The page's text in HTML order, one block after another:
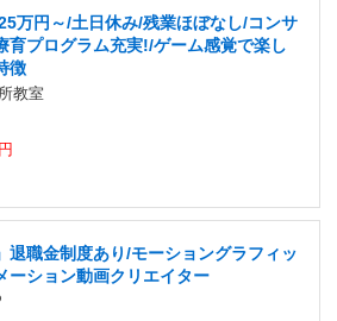
万円～/土日休み/残業ほぼなし/コンサ
育プログラム充実!/ゲーム感覚で楽し
徴
教室
退職金制度あり/モーショングラフィッ
ーション動画クリエイター